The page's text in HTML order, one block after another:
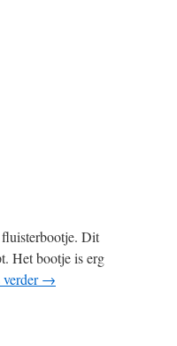
Dit
Het bootje is erg
verder→